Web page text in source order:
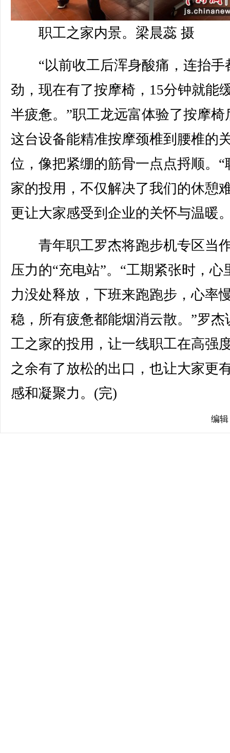
职工之家内景。梁晨蕊 摄
“以前收工后浑身酸痛，连抬手
劲，现在有了按摩椅，15分钟就能
半疲惫。”职工龙远富体验了按摩椅
这台设备能精准按摩颈椎到腰椎的
位，像把紧绷的筋骨一点点捋顺。“
家的投用，不仅解决了我们的休憩
更让大家感受到企业的关怀与温暖
青年职工罗杰将跑步机专区当
压力的“充电站”。“工期紧张时，心
力没处释放，下班来跑跑步，心率
稳，所有疲惫都能烟消云散。”罗杰
工之家的投用，让一线职工在高强
之余有了放松的出口，也让大家更
感和凝聚力。(完)
编